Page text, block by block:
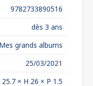
9782733890516
dès 3 ans
Mes grands albums
25/03/2021
25.7 × H 26 × P 1.5